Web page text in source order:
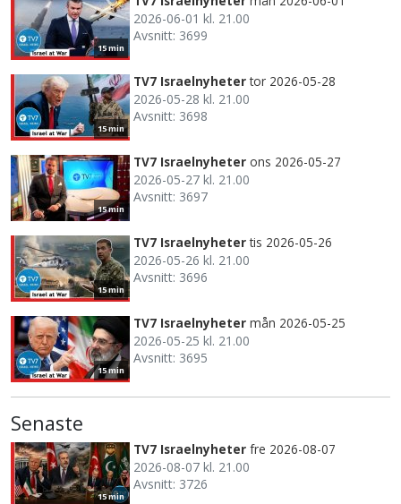
15 min
2026-06-01 kl. 21.00
Avsnitt: 3699
15 min
TV7 Israelnyheter tor 2026-05-28
2026-05-28 kl. 21.00
Avsnitt: 3698
15 min
TV7 Israelnyheter ons 2026-05-27
2026-05-27 kl. 21.00
Avsnitt: 3697
15 min
TV7 Israelnyheter tis 2026-05-26
2026-05-26 kl. 21.00
Avsnitt: 3696
15 min
TV7 Israelnyheter mån 2026-05-25
2026-05-25 kl. 21.00
Avsnitt: 3695
Senaste
15 min
TV7 Israelnyheter fre 2026-08-07
2026-08-07 kl. 21.00
Avsnitt: 3726